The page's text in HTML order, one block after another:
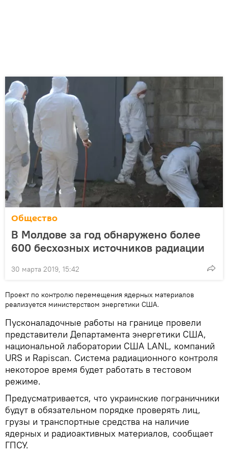
Общество
В Молдове за год обнаружено более
600 бесхозных источников радиации
30 марта 2019, 15:42
Проект по контролю перемещения ядерных материалов
реализуется министерством энергетики США.
Пусконаладочные работы на границе провели
представители Департамента энергетики США,
национальной лаборатории США LANL, компаний
URS и Rapiscan. Система радиационного контроля
некоторое время будет работать в тестовом
режиме.
Предусматривается, что украинские пограничники
будут в обязательном порядке проверять лиц,
грузы и транспортные средства на наличие
ядерных и радиоактивных материалов, сообщает
ГПСУ.